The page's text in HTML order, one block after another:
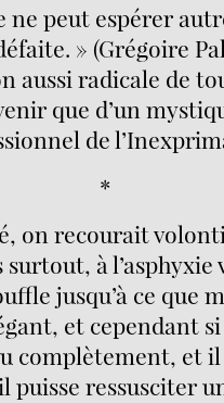
ne peut espérer
» (Grégoire
aussi radicale de
que d’un
de
*
on recourait
surtout, à
jusqu’à ce que
et cependant
complètement, et il
puisse ressusciter